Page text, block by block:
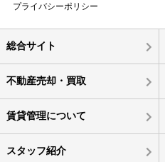
プライバシーポリシー
総合サイト
不動産売却・買取
賃貸管理について
スタッフ紹介